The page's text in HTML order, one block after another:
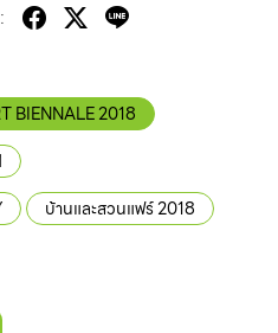
BIENNALE 2018
บ้านและสวนแฟร์ 2018